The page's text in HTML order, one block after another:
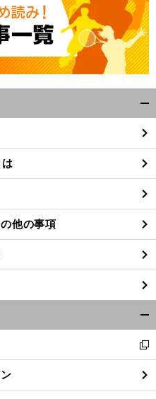
フ
ェイエノールトvsモナコの試合日程
・
テレビ放送
・
ネット配信予定｜欧州サッカープレシーズンマッチ
閉
る
他の事項
閉
る
新
し
い
ウ